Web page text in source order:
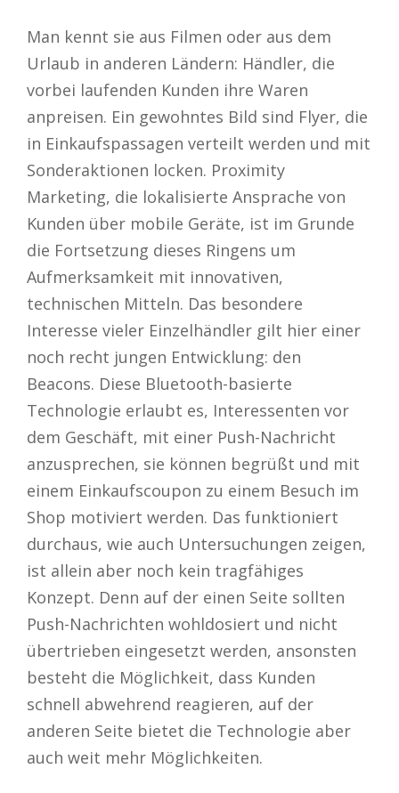
Man kennt sie aus Filmen oder aus dem
Urlaub in anderen Ländern: Händler, die
vorbei laufenden Kunden ihre Waren
anpreisen. Ein gewohntes Bild sind Flyer, die
in Einkaufspassagen verteilt werden und mit
Sonderaktionen locken. Proximity
Marketing, die lokalisierte Ansprache von
Kunden über mobile Geräte, ist im Grunde
die Fortsetzung dieses Ringens um
Aufmerksamkeit mit innovativen,
technischen Mitteln. Das besondere
Interesse vieler Einzelhändler gilt hier einer
noch recht jungen Entwicklung: den
Beacons. Diese Bluetooth-basierte
Technologie erlaubt es, Interessenten vor
dem Geschäft, mit einer Push-Nachricht
anzusprechen, sie können begrüßt und mit
einem Einkaufscoupon zu einem Besuch im
Shop motiviert werden. Das funktioniert
durchaus, wie auch Untersuchungen zeigen,
ist allein aber noch kein tragfähiges
Konzept. Denn auf der einen Seite sollten
Push-Nachrichten wohldosiert und nicht
übertrieben eingesetzt werden, ansonsten
besteht die Möglichkeit, dass Kunden
schnell abwehrend reagieren, auf der
anderen Seite bietet die Technologie aber
auch weit mehr Möglichkeiten.